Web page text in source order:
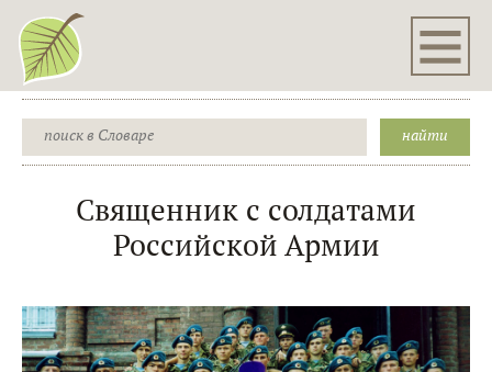
Священник с солдатами
Российской Армии